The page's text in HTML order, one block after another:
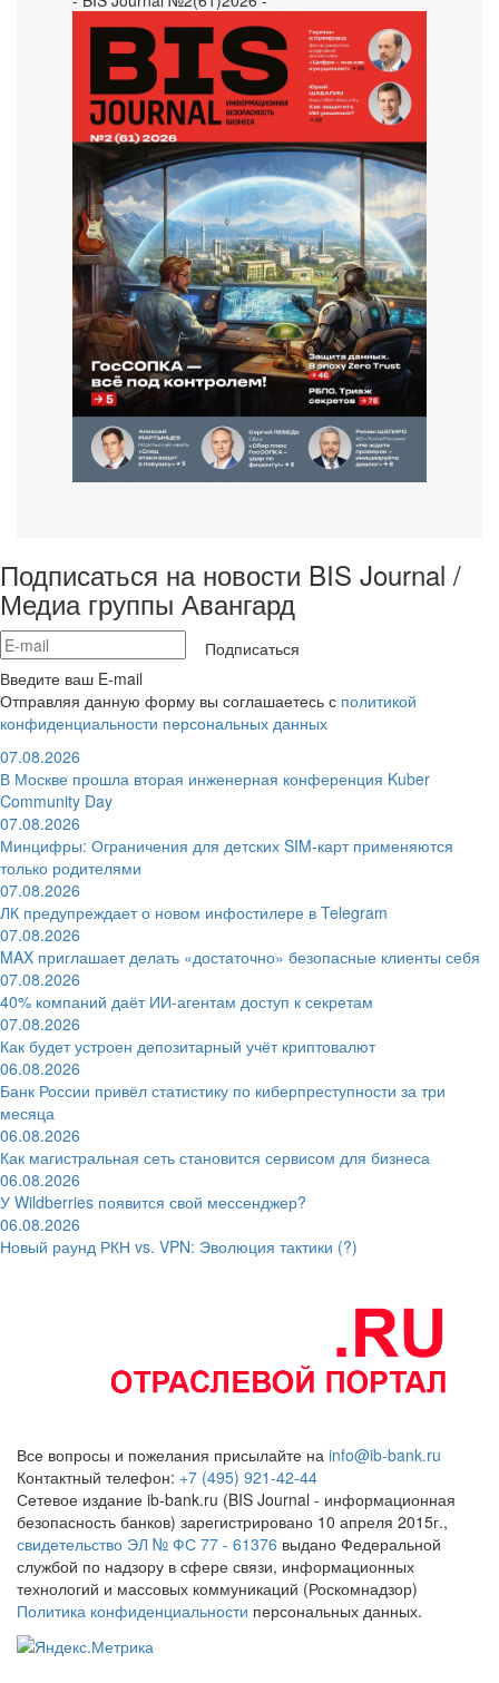
Подписаться на новости BIS Journal /
Медиа группы Авангард
Подписаться
Введите ваш E-mail
Отправляя данную форму вы соглашаетесь с политикой
конфиденциальности персональных данных
07.08.2026
В Москве прошла вторая инженерная конференция Kuber
Community Day
07.08.2026
Минцифры: Ограничения для детских SIM-карт применяются
только родителями
07.08.2026
ЛК предупреждает о новом инфостилере в Telegram
07.08.2026
MAX приглашает делать «достаточно» безопасные клиенты себя
07.08.2026
40% компаний даёт ИИ‑агентам доступ к секретам
07.08.2026
Как будет устроен депозитарный учёт криптовалют
06.08.2026
Банк России привёл статистику по киберпреступности за три
месяца
06.08.2026
Как магистральная сеть становится сервисом для бизнеса
06.08.2026
У Wildberries появится свой мессенджер?
06.08.2026
Новый раунд РКН vs. VPN: Эволюция тактики (?)
Все вопросы и пожелания присылайте на info@ib-bank.ru
Контактный телефон: +7 (495) 921-42-44
Сетевое издание ib-bank.ru (BIS Journal - информационная
безопасность банков) зарегистрировано 10 апреля 2015г.,
свидетельство ЭЛ № ФС 77 - 61376 выдано Федеральной
службой по надзору в сфере связи, информационных
технологий и массовых коммуникаций (Роскомнадзор)
Политика конфиденциальности персональных данных.